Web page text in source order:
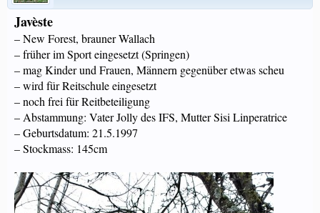
Javèste
– New Forest, brauner Wallach
– früher im Sport eingesetzt (Springen)
– mag Kinder und Frauen, Männern gegenüber etwas scheu
– wird für Reitschule eingesetzt
– noch frei für Reitbeteiligung
– Abstammung: Vater Jolly des IFS, Mutter Sisi Linperatrice
– Geburtsdatum: 21.5.1997
– Stockmass: 145cm